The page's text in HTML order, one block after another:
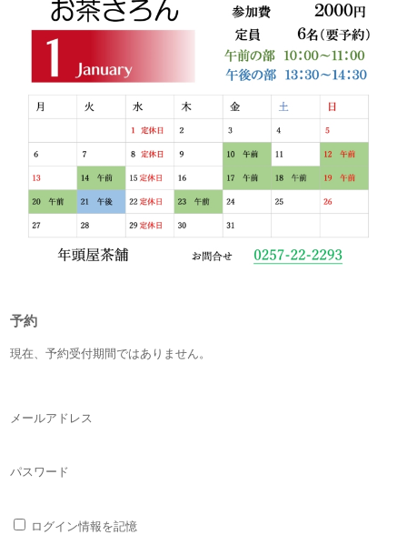
予約
現在、予約受付期間ではありません。
メールアドレス
パスワード
ログイン情報を記憶